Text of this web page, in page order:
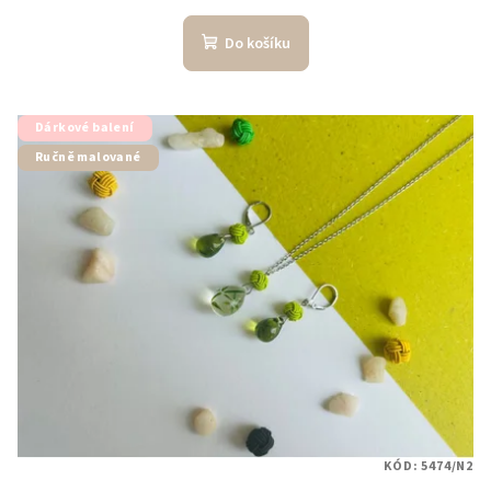
Do košíku
Dárkové balení
Ručně malované
KÓD:5474/N2